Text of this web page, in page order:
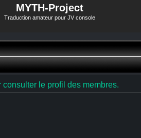
MYTH-Project
Traduction amateur pour JV console
le profil des membres.